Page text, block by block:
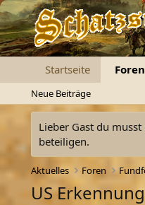
Startseite Foren
Neue Beiträge
Lieber Gast du
beteiligen.
Aktuelles Foren
US